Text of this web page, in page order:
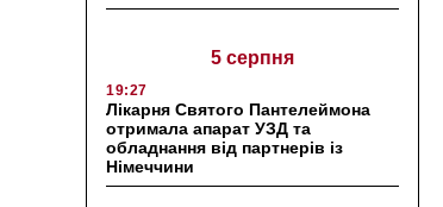
5 серпня
19:27
Лікарня Святого Пантелеймона
отримала апарат УЗД та
обладнання від партнерів із
Німеччини